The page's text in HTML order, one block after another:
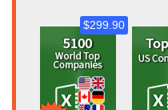
$299.90